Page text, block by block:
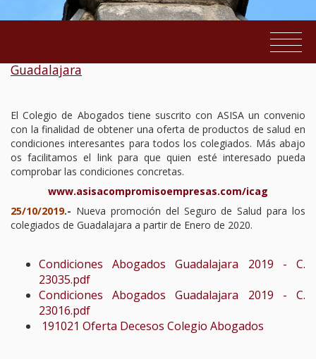
SERVICIOS AL COLEGIADO
TURNO DE OFICIO
ATENCIÓN A LA CIUDADANÍA
Promoción Asisa Ilustre Colegio de Abogados de
Guadalajara
El Colegio de Abogados tiene suscrito con ASISA un convenio
con la finalidad de obtener una oferta de productos de salud en
condiciones interesantes para todos los colegiados. Más abajo
os facilitamos el link para que quien esté interesado pueda
comprobar las condiciones concretas.
www.asisacompromisoempresas.com/icag
25/10/2019.- Nueva promoción del Seguro de Salud para los
colegiados de Guadalajara a partir de Enero de 2020.
Condiciones Abogados Guadalajara 2019 - C.
23035.pdf
Condiciones Abogados Guadalajara 2019 - C.
23016.pdf
191021 Oferta Decesos Colegio Abogados